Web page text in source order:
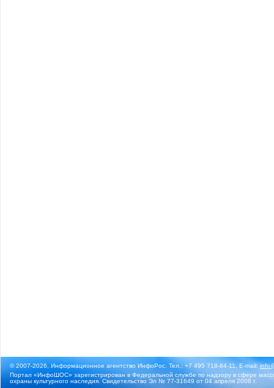
© 2007-2026, Информационное агентство ИнфоРос. Тел.: +7 495 718-84-11, E-mail:
Портал «ИнфоШОС» зарегистрирован в Федеральной службе по надзору в сфере
охраны культурного наследия. Свидетельство Эл № 77-31649 от 04 апреля 2008 г.